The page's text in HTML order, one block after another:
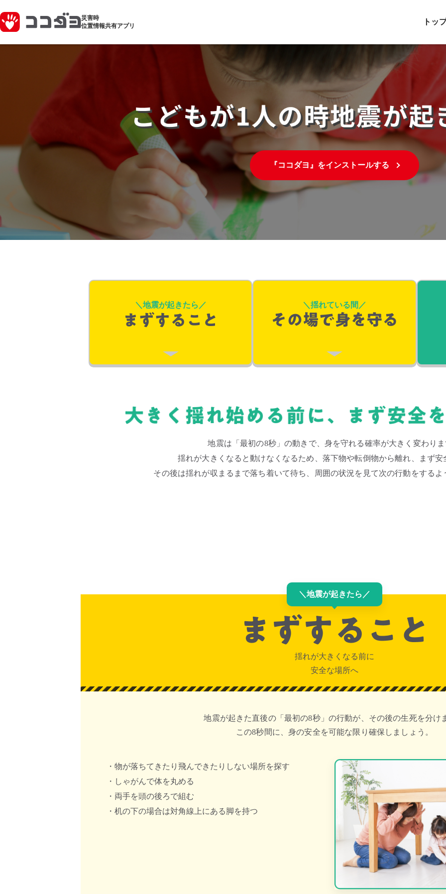
災害時
位置情報共有アプリ
トッ
『ココダヨ』をインストールする
＼地震が起きたら／ ＼揺れている間／
地震は「最初の8秒」の動きで、身を守れる確率が大きく変わり
揺れが大きくなると動けなくなるため、落下物や転倒物から離れ、まず安
その後は揺れが収まるまで落ち着いて待ち、周囲の状況を見て次の行動をする
＼ 地震が起きたら ／
揺れが大きくなる前に
安全な場所へ
地震が起きた直後の「最初の8秒」の行動が、その後の生死を分け
この8秒間に、身の安全を可能な限り確保しましょう。
・物が落ちてきたり飛んできたりしない場所を探す
・しゃがんで体を丸める
・両手を頭の後ろで組む
・机の下の場合は対角線上にある脚を持つ